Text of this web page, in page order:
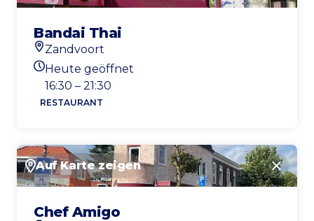
Bandai Thai
Standort
Zandvoort
Heutigen Öffnungszeiten
Heute geöffnet
16:30 – 21:30
RESTAURANT
Auf Karte zeigen
Chef Amigo